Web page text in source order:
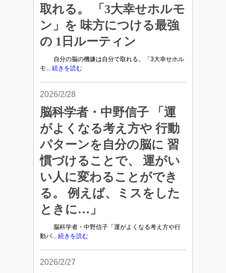
取れる。 「3大幸せホルモ
ン」を 味方につける最強
の 1日ルーティン
自分の脳の機嫌は自分で取れる。「3大幸せホル
モ... 続きを読む
2026/2/28
脳科学者・中野信子 「運
がよくなる考え方や 行動
パターンを自分の脳に 習
慣づけることで、 運がい
い人に変わることができ
る。 例えば、ミスをした
ときに…」
脳科学者・中野信子「運がよくなる考え方や行
動パ... 続きを読む
2026/2/27